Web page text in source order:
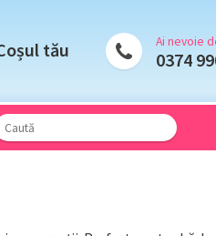
tău Ai nevoie
0374